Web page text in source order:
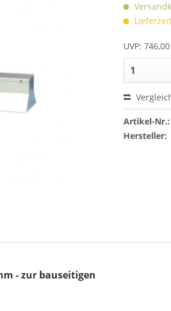
UVP:
Artikel-Nr.:
Hersteller:
- zur bauseitigen